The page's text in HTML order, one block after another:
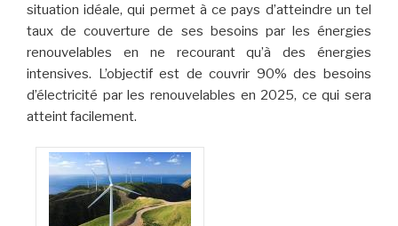
situation idéale, qui permet à ce pays d’atteindre un tel
taux de couverture de ses besoins par les énergies
renouvelables en ne recourant qu’à des énergies
intensives. L’objectif est de couvrir 90% des besoins
d’électricité par les renouvelables en 2025, ce qui sera
atteint facilement.